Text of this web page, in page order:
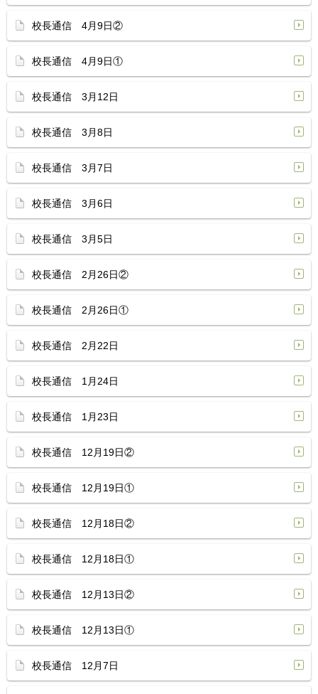
校長通信 4月9日②
校長通信 4月9日①
校長通信 3月12日
校長通信 3月8日
校長通信 3月7日
校長通信 3月6日
校長通信 3月5日
校長通信 2月26日②
校長通信 2月26日①
校長通信 2月22日
校長通信 1月24日
校長通信 1月23日
校長通信 12月19日②
校長通信 12月19日①
校長通信 12月18日②
校長通信 12月18日①
校長通信 12月13日②
校長通信 12月13日①
校長通信 12月7日